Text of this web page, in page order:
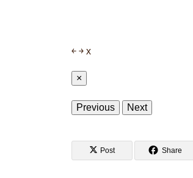
￩ ￫ x
×
Previous Next
Post Share